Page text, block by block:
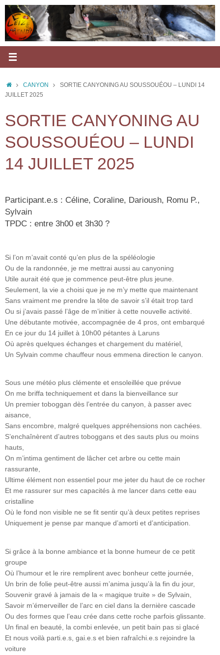
Passer
contenu
ACCUEIL
CANYON
SORTIE CANYONING AU SOUSSOUÉOU – LUNDI 14
JUILLET 2025
SORTIE CANYONING AU
SOUSSOUÉOU – LUNDI
14 JUILLET 2025
Participant.e.s : Céline, Coraline, Darioush, Romu P.,
Sylvain
TPDC : entre 3h00 et 3h30 ?
Si l’on m’avait conté qu’en plus de la spéléologie
Ou de la randonnée, je me mettrai aussi au canyoning
Utile aurait été que je commence peut-être plus jeune.
Seulement, la vie a choisi que je ne m’y mette que maintenant
Sans vraiment me prendre la tête de savoir s’il était trop tard
Ou si j’avais passé l’âge de m’initier à cette nouvelle activité.
Une débutante motivée, accompagnée de 4 pros, ont embarqué
En ce jour du 14 juillet à 10h00 pétantes à Laruns
Où après quelques échanges et chargement du matériel,
Un Sylvain comme chauffeur nous emmena direction le canyon.
Sous une météo plus clémente et ensoleillée que prévue
On me briffa techniquement et dans la bienveillance sur
Un premier toboggan dès l’entrée du canyon, à passer avec
aisance,
Sans encombre, malgré quelques appréhensions non cachées.
S’enchaînèrent d’autres toboggans et des sauts plus ou moins
hauts,
On m’intima gentiment de lâcher cet arbre ou cette main
rassurante,
Ultime élément non essentiel pour me jeter du haut de ce rocher
Et me rassurer sur mes capacités à me lancer dans cette eau
cristalline
Où le fond non visible ne se fit sentir qu’à deux petites reprises
Uniquement je pense par manque d’amorti et d’anticipation.
Si grâce à la bonne ambiance et la bonne humeur de ce petit
groupe
Où l’humour et le rire remplirent avec bonheur cette journée,
Un brin de folie peut-être aussi m’anima jusqu’à la fin du jour,
Souvenir gravé à jamais de la « magique truite » de Sylvain,
Savoir m’émerveiller de l’arc en ciel dans la dernière cascade
Ou des formes que l’eau crée dans cette roche parfois glissante.
Un final en beauté, la combi enlevée, un petit bain pas si glacé
Et nous voilà parti.e.s, gai.e.s et bien rafraîchi.e.s rejoindre la
voiture